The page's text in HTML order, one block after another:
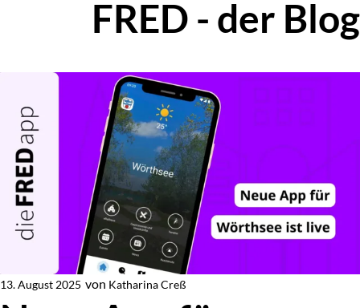
FRED - der Blog
13. August 2025 von
Von
Katharina Creß